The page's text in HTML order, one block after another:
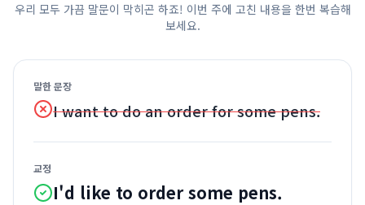
우리 모두 가끔 말문이 막히곤 하죠! 이번 주에 고친 내용을 한번 복습해
보세요.
말한 문장
I want to do an order for some pens.
교정
I'd like to order some pens.